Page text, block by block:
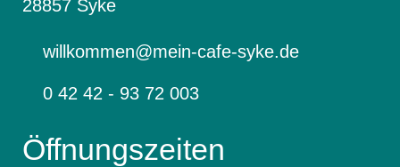
28857 Syke
willkommen@mein-cafe-syke.de
0 42 42 - 93 72 003
Öffnungszeiten